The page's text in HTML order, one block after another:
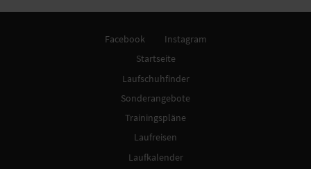
Facebook
Instagram
Startseite
Laufschuhfinder
Sonderangebote
Trainingspläne
Laufreisen
Laufkalender